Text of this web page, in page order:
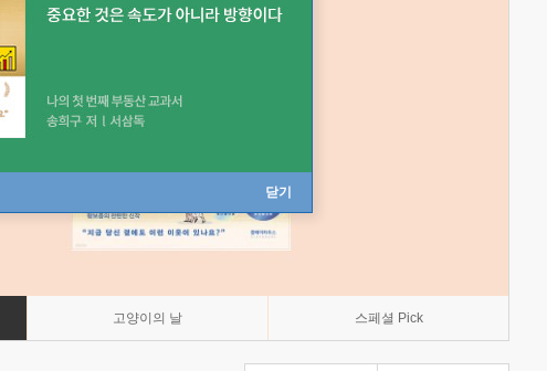
닫기
고양이의 날 스페셜 Pick